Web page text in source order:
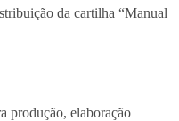
produção, elaboração